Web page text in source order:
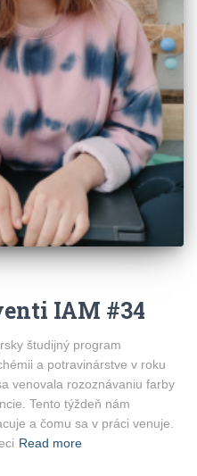
IAM #34
študijný program
a potravinárstve v roku
venovala rozoznávaniu farby
Tento týždeň nám
a čomu sa v práci venuje.
Read more